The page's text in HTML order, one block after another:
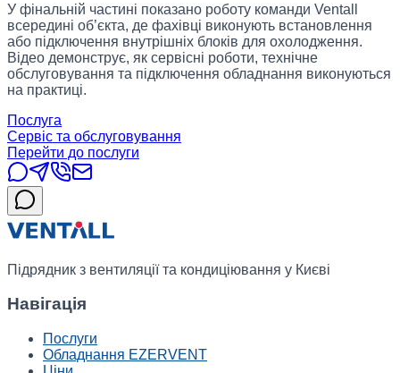
У фінальній частині показано роботу команди Ventall
всередині об’єкта, де фахівці виконують встановлення
або підключення внутрішніх блоків для охолодження.
Відео демонструє, як сервісні роботи, технічне
обслуговування та підключення обладнання виконуються
на практиці.
Послуга
Сервіс та обслуговування
Перейти до послуги
Підрядник з вентиляції та кондиціювання у Києві
Навігація
Послуги
Обладнання EZERVENT